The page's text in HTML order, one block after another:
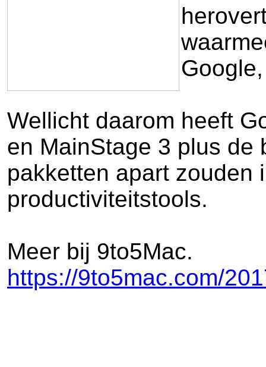
Wellicht daarom heeft
en MainStage 3 plus de
pakketten apart zouden
productiviteitstools.
Meer bij 9to5Mac.
https://9to5mac.com/